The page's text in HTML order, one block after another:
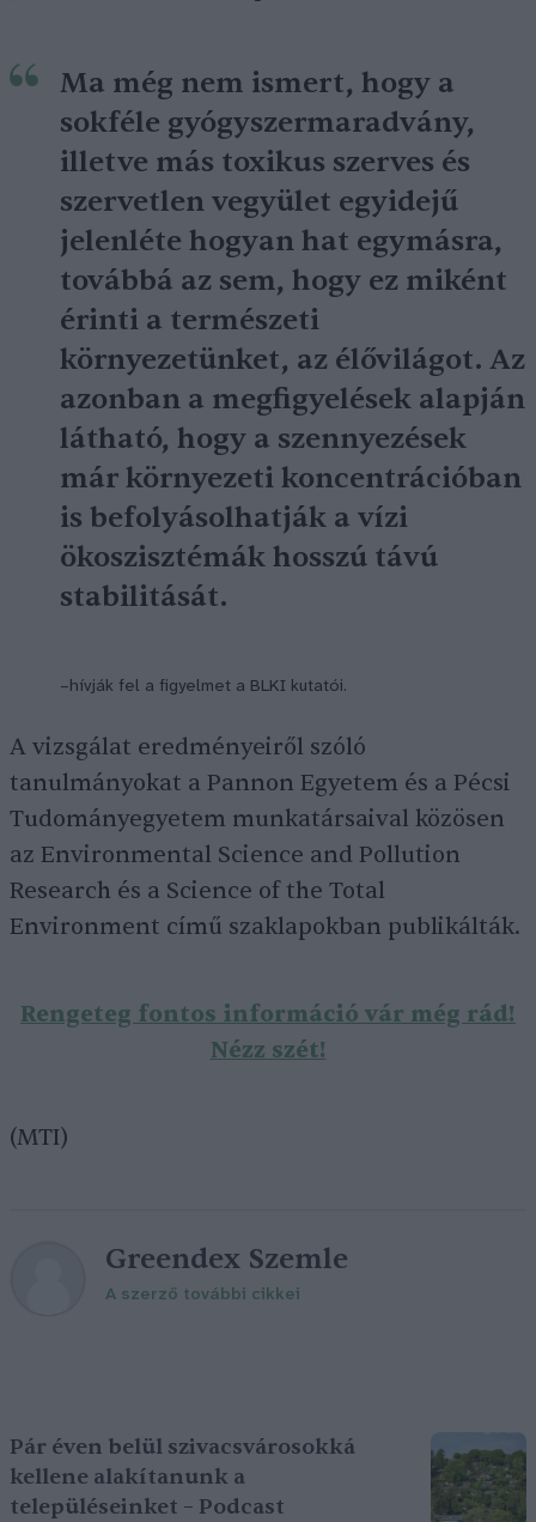
Ma még nem ismert, hogy a
sokféle gyógyszermaradvány,
illetve más toxikus szerves és
szervetlen vegyület egyidejű
jelenléte hogyan hat egymásra,
továbbá az sem, hogy ez miként
érinti a természeti
környezetünket, az élővilágot. Az
azonban a megfigyelések alapján
látható, hogy a szennyezések
már környezeti koncentrációban
is befolyásolhatják a vízi
ökoszisztémák hosszú távú
stabilitását.
–hívják fel a figyelmet a BLKI kutatói.
A vizsgálat eredményeiről szóló
tanulmányokat a Pannon Egyetem és a Pécsi
Tudományegyetem munkatársaival közösen
az Environmental Science and Pollution
Research és a Science of the Total
Environment című szaklapokban publikálták.
Rengeteg fontos információ vár még rád!
Nézz szét!
(MTI)
Greendex Szemle
A szerző további cikkei
Pár éven belül szivacsvárosokká
kellene alakítanunk a
településeinket – Podcast